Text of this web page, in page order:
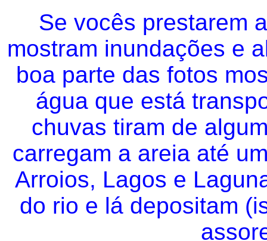
Se vocês prestarem
mostram inundações e
boa parte das fotos
água que está
chuvas tiram de
carregam a areia até
Arroios, Lagos e
do rio e lá depositam